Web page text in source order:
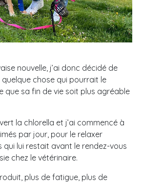
nouvelle, j’ai donc décidé de
chose qui pourrait le
que sa fin de vie soit plus agréable
la chlorella et j’ai commencé à
par jour, pour le relaxer
qui lui restait avant le rendez-vous
chez le vétérinaire.
plus de fatigue, plus de